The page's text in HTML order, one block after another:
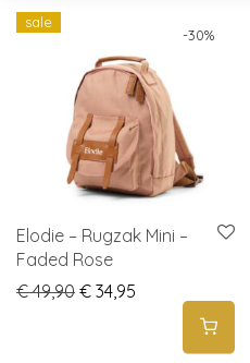
-30%
sale
Elodie – Rugzak Mini –
Faded Rose
€49,90 Original price was: €
€ 34,95 Current price